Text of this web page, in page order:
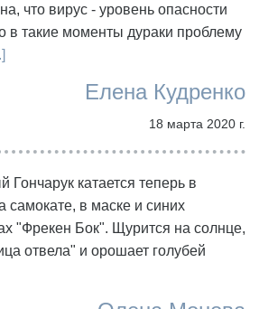
что вирус - уровень опасности
в такие моменты дураки проблему
Елена Кудренко
18 марта 2020 г.
Гончарук катается теперь в
самокате, в маске и синих
"Фрекен Бок". Щурится на солнце,
отвела" и орошает голубей